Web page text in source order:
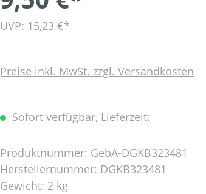
UVP: 15,23 €*
Preise inkl. MwSt. zzgl. Versandkosten
Sofort verfügbar, Lieferzeit:
Produktnummer: GebA-DGKB323481
Herstellernummer: DGKB323481
Gewicht: 2 kg